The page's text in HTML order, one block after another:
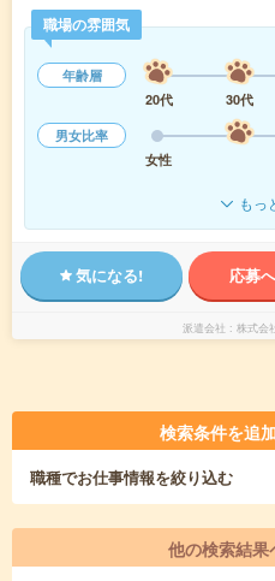
職場の雰囲気
年齢層
20代
30代
男女比率
女性
もっ
気になる! 応募
派遣会社 株式会
検索条件を追
職種でお仕事情報を絞り込む
他の検索結果